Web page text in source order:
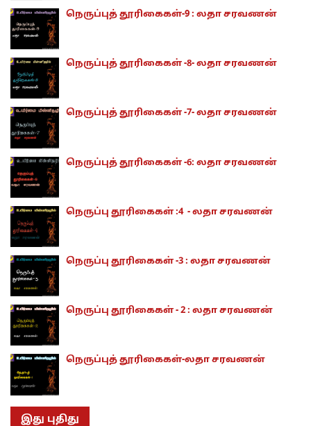
நெருப்புத் தூரிகைகள்-9 : லதா சரவணன்
நெருப்புத் தூரிகைகள் -8- லதா சரவணன்
நெருப்புத் தூரிகைகள் -7- லதா சரவணன்
நெருப்புத் தூரிகைகள் -6: லதா சரவணன்
நெருப்பு தூரிகைகள் :4 - லதா சரவணன்
நெருப்பு தூரிகைகள் -3 : லதா சரவணன்
நெருப்பு தூரிகைகள் - 2 : லதா சரவணன்
நெருப்புத் தூரிகைகள்-லதா சரவணன்
இது புதிது